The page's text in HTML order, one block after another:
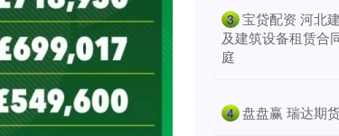
3 宝贷配资 河北
及建筑设备租赁合
庭
4 盘盘赢 瑞达期